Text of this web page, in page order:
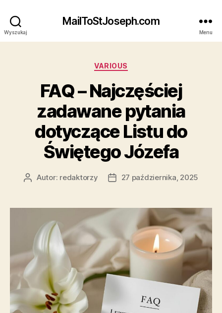
Wyszukaj
MailToStJoseph.com
Menu
Kategorie
VARIOUS
FAQ – Najczęściej
zadawane pytania
dotyczące Listu do
Świętego Józefa
AutorAutor: redaktorzy
Data27 października, 2025